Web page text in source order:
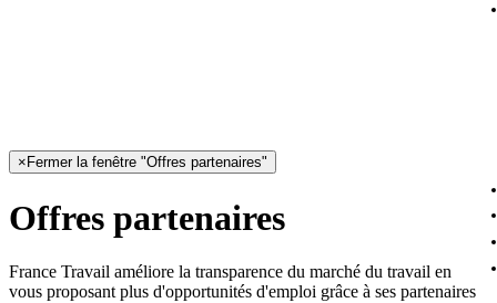
× Fermer la fenêtre "Offres partenaires"
Offres partenaires
France Travail améliore la transparence du marché du travail en
vous proposant plus d'opportunités d'emploi grâce à ses partenaires